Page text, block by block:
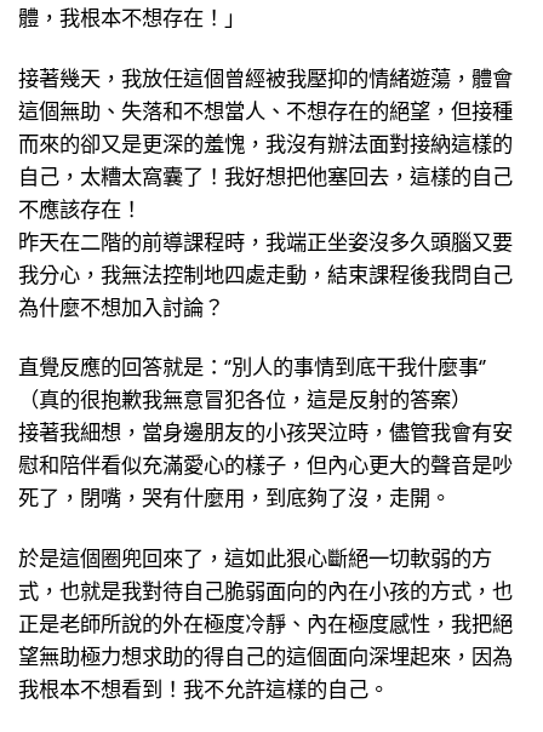
體，我根本不想存在！」
接著幾天，我放任這個曾經被我壓抑的情緒遊蕩，體會
這個無助、失落和不想當人、不想存在的絕望，但接種
而來的卻又是更深的羞愧，我沒有辦法面對接納這樣的
自己，太糟太窩囊了！我好想把他塞回去，這樣的自己
不應該存在！
昨天在二階的前導課程時，我端正坐姿沒多久頭腦又要
我分心，我無法控制地四處走動，結束課程後我問自己
為什麼不想加入討論？
直覺反應的回答就是：‘’別人的事情到底干我什麼事‘’
（真的很抱歉我無意冒犯各位，這是反射的答案）
接著我細想，當身邊朋友的小孩哭泣時，儘管我會有安
慰和陪伴看似充滿愛心的樣子，但內心更大的聲音是吵
死了，閉嘴，哭有什麼用，到底夠了沒，走開。
於是這個圈兜回來了，這如此狠心斷絕一切軟弱的方
式，也就是我對待自己脆弱面向的內在小孩的方式，也
正是老師所說的外在極度冷靜、內在極度感性，我把絕
望無助極力想求助的得自己的這個面向深埋起來，因為
我根本不想看到！我不允許這樣的自己。